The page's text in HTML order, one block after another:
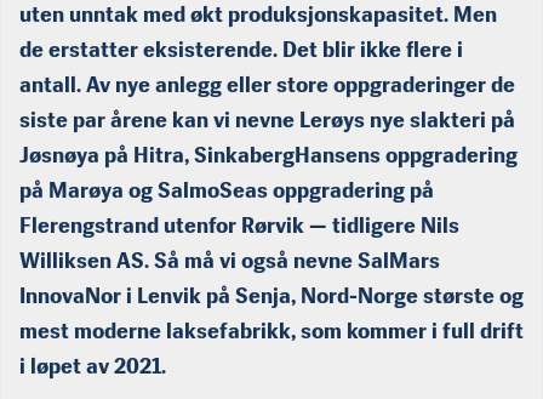
uten unntak med økt produksjonskapasitet. Men
de erstatter ek­sisterende. Det blir ikke flere i
antall. Av nye anlegg eller store oppgraderinger de
siste par årene kan vi nevne Lerøys nye slakteri på
Jøsnøya på Hitra, SinkabergHansens oppgradering
på Marøya og SalmoSeas oppgradering på
Flerengstrand utenfor Rørvik — tidligere Nils
Williksen AS. Så må vi også nevne SalMars
InnovaNor i Lenvik på Senja, Nord-Norge største og
mest moderne laksefabrikk, som kommer i full drift
i løpet av 2021.